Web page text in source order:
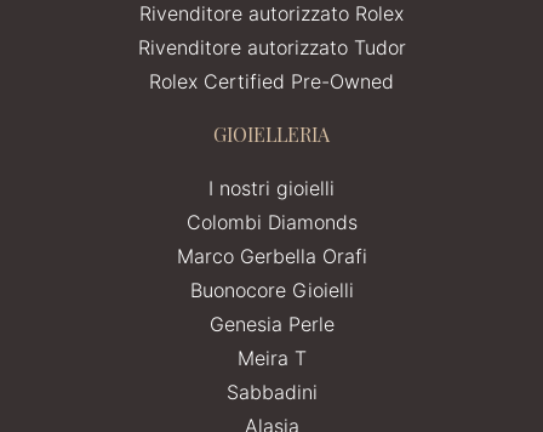
Rivenditore autorizzato Rolex
Rivenditore autorizzato Tudor
Rolex Certified Pre-Owned
GIOIELLERIA
I nostri gioielli
Colombi Diamonds
Marco Gerbella Orafi
Buonocore Gioielli
Genesia Perle
Meira T
Sabbadini
Alasia